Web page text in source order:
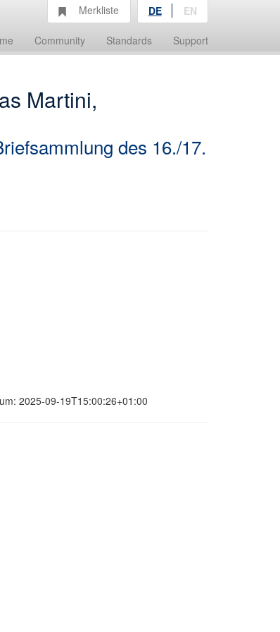
Community Standards Support
Merkliste DE EN
Martini,
des 16./17.
2025-09-19T15:00:26+01:00